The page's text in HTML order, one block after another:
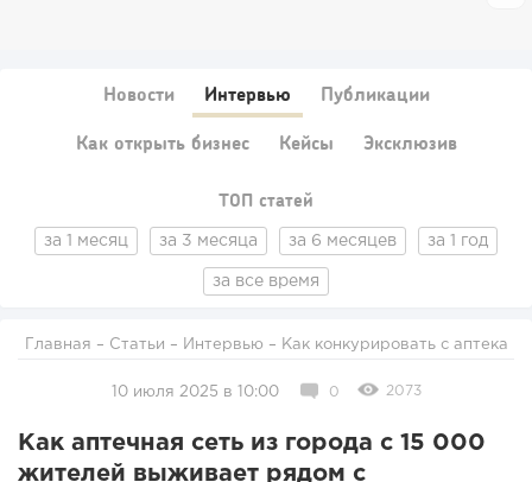
Новости Интервью Публикации
Как открыть бизнес Кейсы Эксклюзив
ТОП статей
за 1 месяц за 3 месяца за 6 месяцев за 1 год
за все время
Главная – Статьи – Интервью – Как конкурировать с аптека
10 июля 2025 в 10:00 0 2073
Как аптечная сеть из города с 15 000
жителей выживает рядом с